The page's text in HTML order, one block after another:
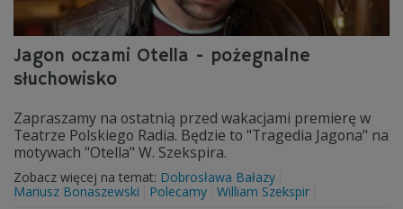
Jagon oczami Otella - pożegnalne
słuchowisko
Zapraszamy na ostatnią przed wakacjami premierę w
Teatrze Polskiego Radia. Będzie to "Tragedia Jagona" na
motywach "Otella" W. Szekspira.
Zobacz więcej na temat: Dobrosława Bałazy
Mariusz Bonaszewski
Polecamy William Szekspir